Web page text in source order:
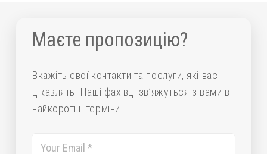
Маєте пропозицію?
Вкажіть свої контакти та послуги, які вас
цікавлять. Наші фахівці зв’яжуться з вами в
найкоротші терміни.